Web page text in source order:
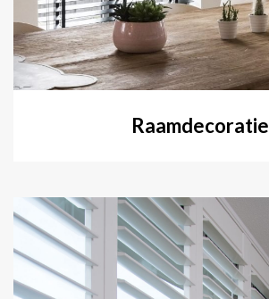
Raamdecoratie